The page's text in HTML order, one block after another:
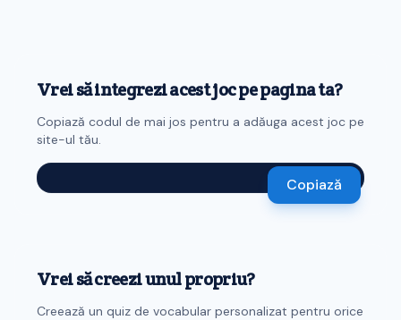
Vrei să integrezi acest joc pe pagina ta?
Copiază codul de mai jos pentru a adăuga acest joc pe
site-ul tău.
Copiază
Vrei să creezi unul propriu?
Creează un quiz de vocabular personalizat pentru orice